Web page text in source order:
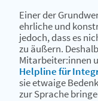
Einer der
ehrliche und
jedoch, dass es
zu äußern.
Mitarbeiter:innen
Helpline für
sie etwaige
zur Sprache